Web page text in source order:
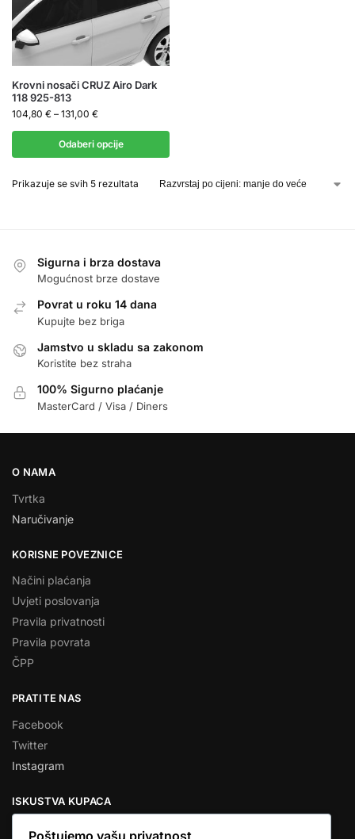
Krovni nosači CRUZ Airo Dark
118 925-813
104,80 € – 131,00 €
Odaberi opcije
Prikazuje se svih 5 rezultata
Sigurna i brza dostava
Mogućnost brze dostave
Povrat u roku 14 dana
Kupujte bez briga
Jamstvo u skladu sa zakonom
Koristite bez straha
100% Sigurno plaćanje
MasterCard / Visa / Diners
O NAMA
Tvrtka
Naručivanje
KORISNE POVEZNICE
Načini plaćanja
Uvjeti poslovanja
Pravila privatnosti
Pravila povrata
ČPP
PRATITE NAS
Facebook
Twitter
Instagram
ISKUSTVA KUPACA